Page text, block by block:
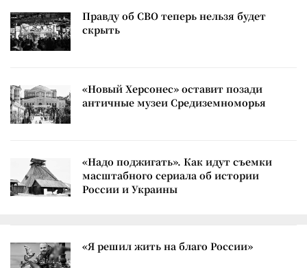
Правду об СВО теперь нельзя будет
скрыть
«Новый Херсонес» оставит позади
античные музеи Средиземноморья
«Надо поджигать». Как идут съемки
масштабного сериала об истории
России и Украины
«Я решил жить на благо России»